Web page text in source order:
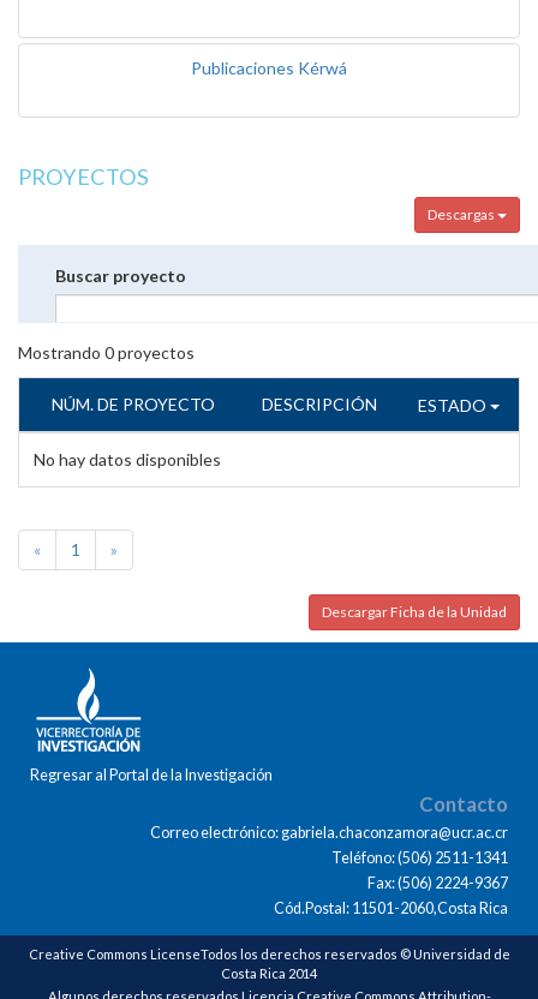
Publicaciones Kérwá
PROYECTOS
Descargas
Buscar proyecto
Mostrando 0proyectos
NÚM. DE PROYECTO DESCRIPCIÓN ESTADO
No hay datos disponibles
« 1 »
Descargar Ficha de la Unidad
Regresar al Portal de la Investigación
Contacto
Correo electrónico: gabriela.chaconzamora@ucr.ac.cr
Teléfono: (506) 2511-1341
Fax: (506) 2224-9367
Cód.Postal: 11501-2060,Costa Rica
Creative Commons LicenseTodos los derechos reservados © Universidad de
Costa Rica 2014